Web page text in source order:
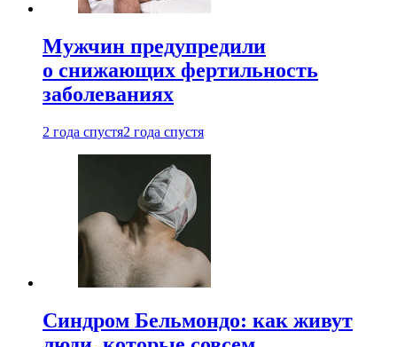
Мужчин предупредили
о снижающих фертильность
заболеваниях
2 года спустя2 года спустя
Синдром Бельмондо: как живут